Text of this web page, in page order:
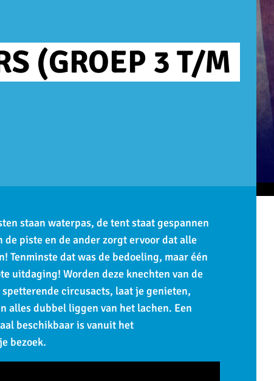
(GROEP 3 T/M
staan waterpas, de tent staat gespannen
de piste en de ander zorgt ervoor dat alle
Tenminste dat was de bedoeling, maar één
uitdaging! Worden deze knechten van de
circusacts, laat je genieten,
alles dubbel liggen van het lachen. Een
beschikbaar is vanuit het
bezoek.